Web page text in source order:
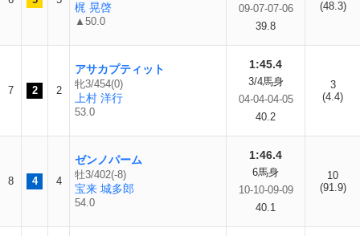
梶 晃啓
▲50.0
09-07-07-06
39.8
(48.3)
7 2 2
アサカプティット
牝3/454(0)
上村 洋行
53.0
1:45.4
3/4馬身
04-04-04-05
40.2
3
(4.4)
8 4 4
ゼンノパーム
牡3/402(-8)
宝来 城多郎
54.0
1:46.4
6馬身
10-10-09-09
40.1
10
(91.9)